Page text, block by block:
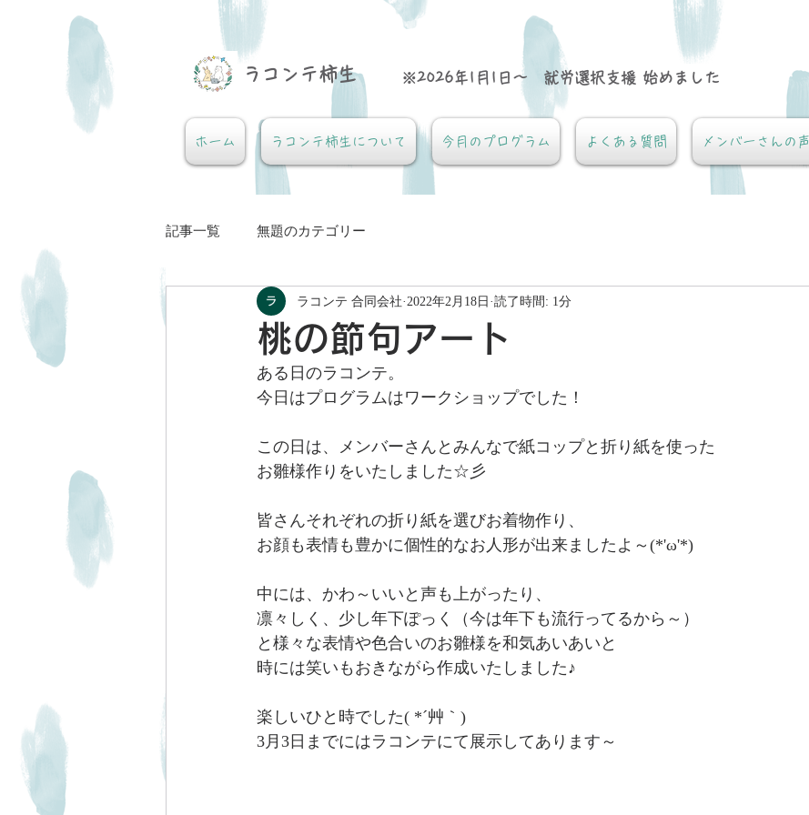
​ラコンテ柿生 ※2026年1月1日～ 就労選択支援 始めました
ホーム ラコンテ柿生について 今月のプログラム よくある質問 メンバーさんの声
記事一覧 無題のカテゴリー
桃の節句アート
ラコンテ 合同会社 2022年2月18日 読了時間: 1分
ある日のラコンテ。
今日はプログラムはワークショップでした！
この日は、メンバーさんとみんなで紙コップと折り紙を使った
お雛様作りをいたしました☆彡
皆さんそれぞれの折り紙を選びお着物作り、
お顔も表情も豊かに個性的なお人形が出来ましたよ～(*'ω'*)
中には、かわ～いいと声も上がったり、
凛々しく、少し年下ぽっく（今は年下も流行ってるから～）
と様々な表情や色合いのお雛様を和気あいあいと
時には笑いもおきながら作成いたしました♪
楽しいひと時でした( *´艸｀)
3月3日までにはラコンテにて展示してあります～